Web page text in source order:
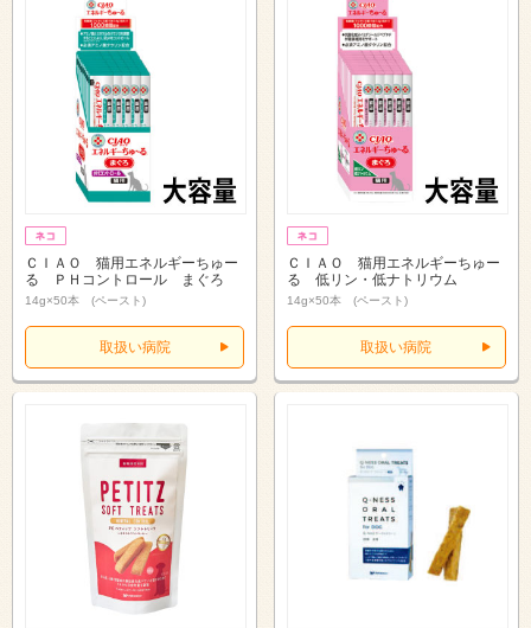
ＣＩＡＯ 猫用エネルギーちゅー
る ＰＨコントロール まぐろ
14g×50本 (ペースト)
取扱い病院
ＣＩＡＯ 猫用エネルギーちゅー
る 低リン・低ナトリウム
14g×50本 (ペースト)
取扱い病院